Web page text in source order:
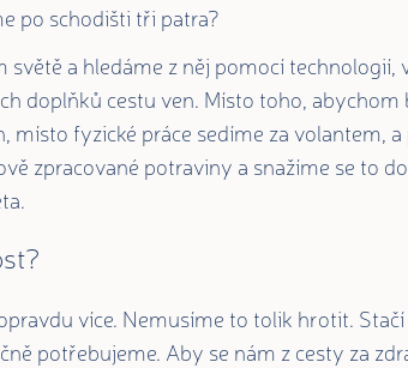
po schodišti tři patra?
světě a hledáme z něj pomocí technologií,
doplňků cestu ven. Místo toho, abychom
místo fyzické práce sedíme za volantem,
zpracované potraviny a snažíme se to
více. Nemusíme to tolik hrotit.
potřebujeme. Aby se nám z cesty za